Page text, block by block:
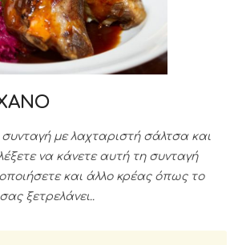
συνταγή με λαχταριστή σάλτσα και
να κάνετε αυτή τη συνταγή
και άλλο κρέας όπως το
ξετρελάνει..